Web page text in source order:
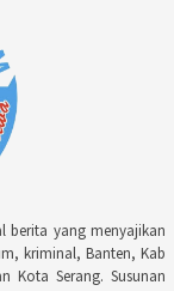
berita yang menyajikan
kriminal, Banten, Kab
Kota Serang. Susunan